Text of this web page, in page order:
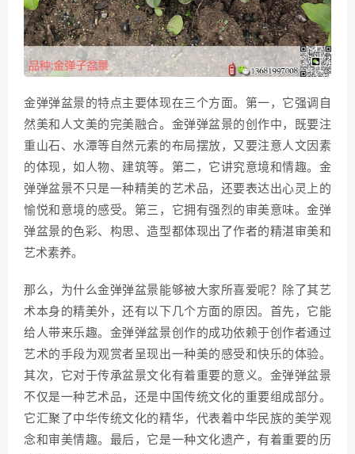
金弹弹盆景的特点主要体现在三个方面。第一，它强调自
然美和人文美的完美融合。金弹弹盆景的创作中，既要注
重山石、水潭等自然元素的布局摆放，又要注意人文因素
的体现，如人物、建筑等。第二，它讲究意境和情趣。金
弹弹盆景不只是一种精美的艺术品，还要表达出心灵上的
愉悦和意境的感受。第三，它拥有强烈的审美意味。金弹
弹盆景的色彩、构思、造型都体现出了作者的精湛审美和
艺术素养。
那么，为什么金弹弹盆景能够被大家所喜爱呢？除了其艺
术本身的精美外，还有以下几个方面的原因。首先，它能
给人带来乐趣。金弹弹盆景创作的成功依赖于创作者通过
艺术的手段为观赏者呈现出一种美的感受和快乐的体验。
其次，它对于传承盆景文化有着重要的意义。金弹弹盆景
不仅是一种艺术品，还是中国传统文化的重要组成部分。
它汇聚了中华传统文化的精华，代表着中华民族的美学观
念和审美情趣。最后，它是一种文化遗产，有着重要的历